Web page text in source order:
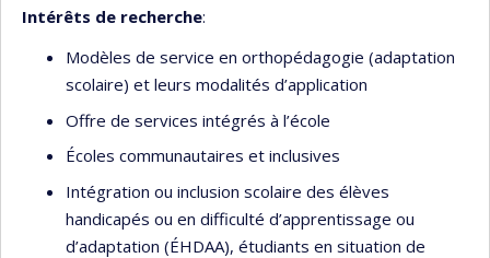
Intérêts de recherche:
Modèles de service en orthopédagogie (adaptation
scolaire) et leurs modalités d’application
Offre de services intégrés à l’école
Écoles communautaires et inclusives
Intégration ou inclusion scolaire des élèves
handicapés ou en difficulté d’apprentissage ou
d’adaptation (ÉHDAA), étudiants en situation de